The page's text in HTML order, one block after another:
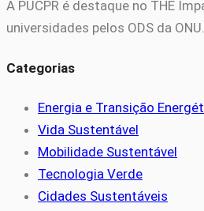
A PUCPR é destaque no THE
universidades pelos ODS da
Categorias
Energia e Transição
Vida Sustentável
Mobilidade Sustentável
Tecnologia Verde
Cidades Sustentáveis